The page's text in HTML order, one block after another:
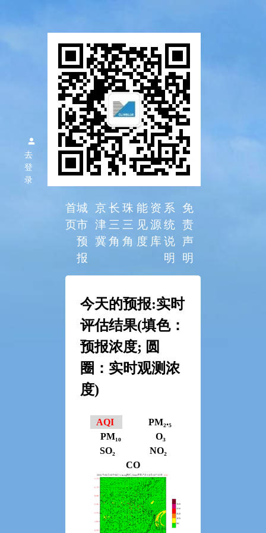
区域空气
质量预报
系统
去
登
录
首
页
城
市
预
报
京
津
冀
长
三
角
珠
三
角
能
见
度
资
源
库
系
统
说
明
免
责
声
明
今天的预报:实时
评估结果(填色：
预报浓度; 圆
圈：实时观测浓
度)
AQI
PM₂.₅
PM₁₀
O₃
SO₂
NO₂
CO